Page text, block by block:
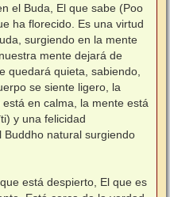
el Buda, El que sabe (Poo
ha florecido. Es una virtud
surgiendo en la mente
mente dejará de
quedará quieta, sabiendo,
se siente ligero, la
en calma, la mente está
y una felicidad
Buddho natural surgiendo
está despierto, El que es